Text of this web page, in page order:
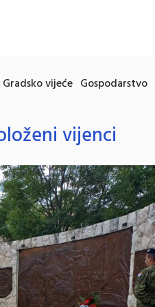
Gradsko vijeće Gospodarstvo
vijenci